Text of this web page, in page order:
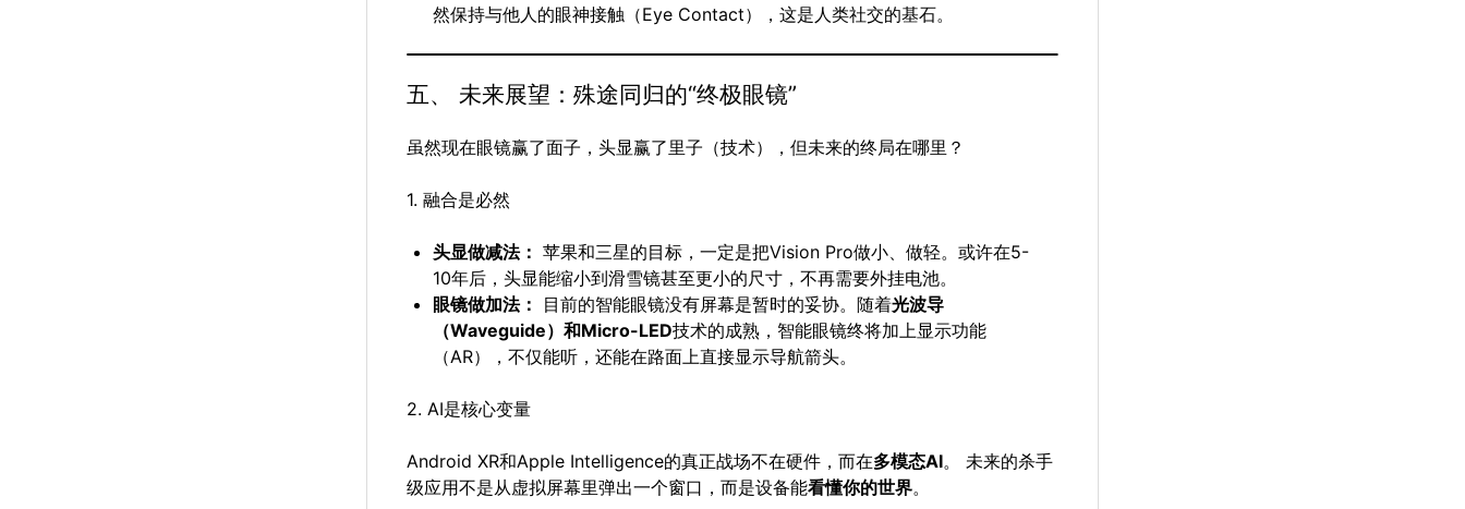
然保持与他人的眼神接触（Eye Contact），这是人类社交的基石。
五、 未来展望：殊途同归的“终极眼镜”
虽然现在眼镜赢了面子，头显赢了里子（技术），但未来的终局在哪里？
1. 融合是必然
头显做减法： 苹果和三星的目标，一定是把Vision Pro做小、做轻。或许在5-
10年后，头显能缩小到滑雪镜甚至更小的尺寸，不再需要外挂电池。
眼镜做加法：
目前的智能眼镜没有屏幕是暂时的妥协。随着光波导
（Waveguide）和Micro-LED技术的成熟，智能眼镜终将加上显示功能
（AR），不仅能听，还能在路面上直接显示导航箭头。
2. AI是核心变量
Android XR和Apple Intelligence的真正战场不在硬件，而在多模态AI。 未来的杀手
级应用不是从虚拟屏幕里弹出一个窗口，而是设备能看懂你的世界。